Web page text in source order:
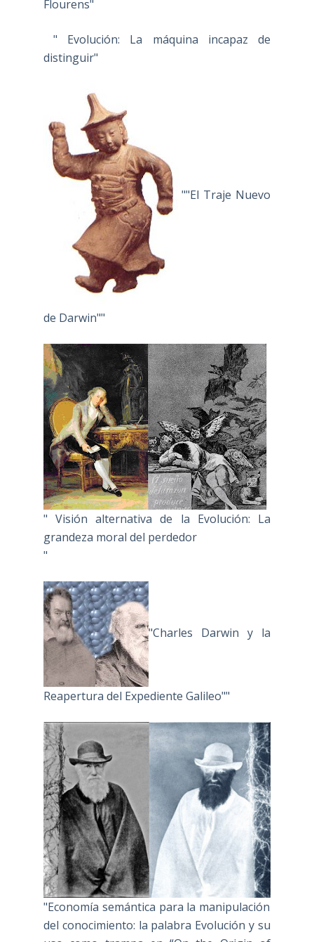
Flourens"
" Evolución: La máquina incapaz de
distinguir"
""El Traje Nuevo
de Darwin""
" Visión alternativa de la Evolución: La
grandeza moral del perdedor
"
"Charles Darwin y la
Reapertura del Expediente Galileo""
"Economía semántica para la manipulación
del conocimiento: la palabra Evolución y su